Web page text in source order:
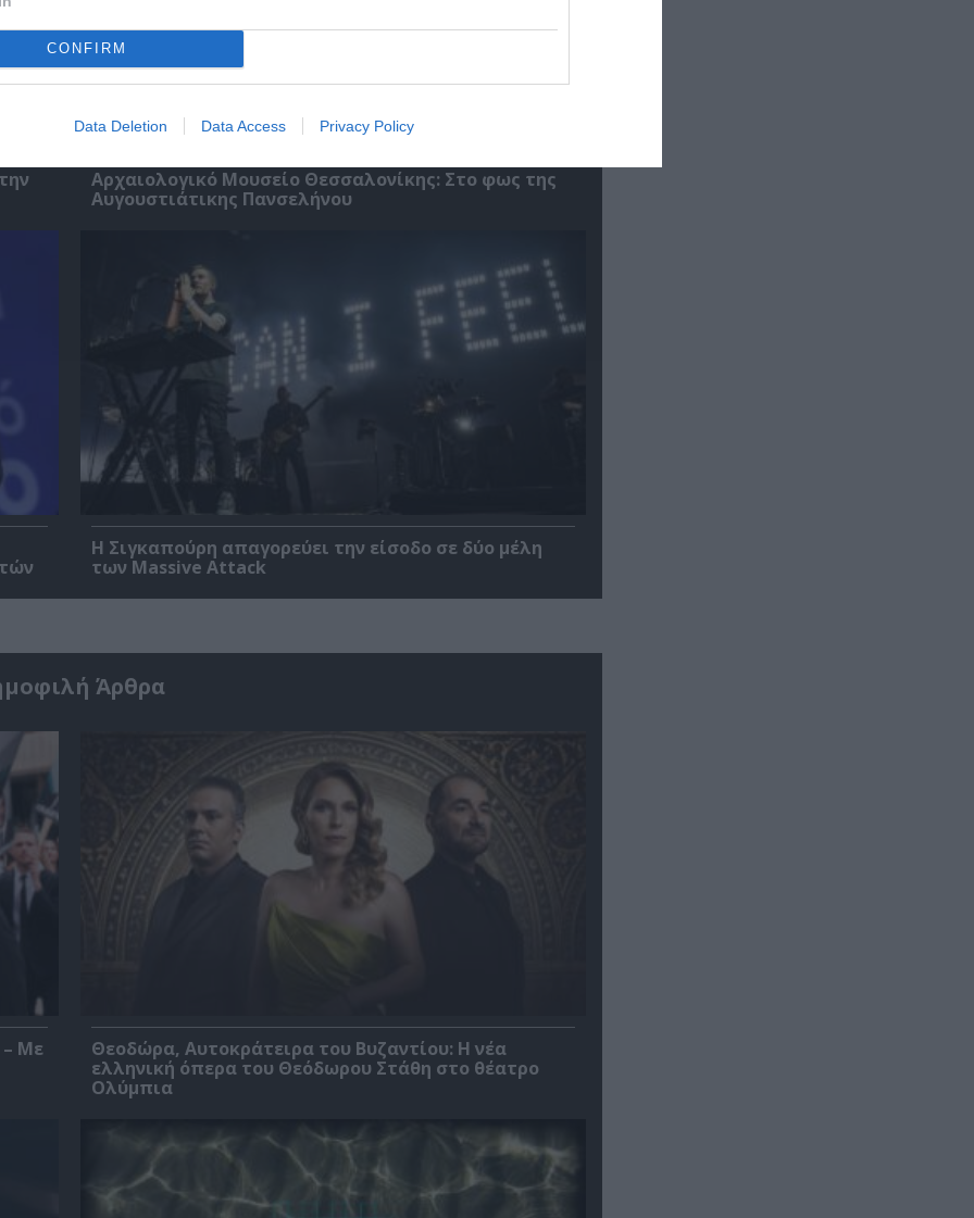
CONFIRM
Data Deletion Data Access Privacy Policy
Αρχαιολογικό Μουσείο Θεσσαλονίκης: Στο φως της
Αυγουστιάτικης Πανσελήνου
Η Σιγκαπούρη απαγορεύει την είσοδο σε δύο μέλη
των Massive Attack
Άρθρα
– Με
Θεοδώρα, Αυτοκράτειρα του Βυζαντίου: Η νέα
ελληνική όπερα του Θεόδωρου Στάθη στο θέατρο
Ολύμπια